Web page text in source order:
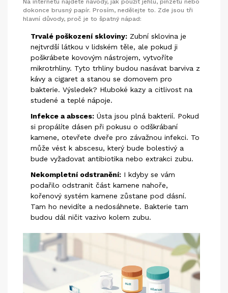
dokonce brusný papír. Prosím, nedělejte to. Zde jsou tři
hlavní důvody, proč je to špatný nápad:
Trvalé poškození skloviny: Zubní sklovina je
nejtvrdší látkou v lidském těle, ale pokud ji
poškrábete kovovým nástrojem, vytvoříte
mikrotrhliny. Tyto trhliny budou nasávat barviva z
kávy a cigaret a stanou se domovem pro
bakterie. Výsledek? Hluboké kazy a citlivost na
studené a teplé nápoje.
Infekce a absces: Ústa jsou plná bakterií. Pokud
si propálíte dásen při pokusu o odškrábaní
kamene, otevřete dveře pro závažnou infekci. To
může vést k abscesu, který bude bolestivý a
bude vyžadovat antibiotika nebo extrakci zubu.
Nekompletní odstranění: I kdyby se vám
podařilo odstranit část kamene nahoře,
kořenový systém kamene zůstane pod dásní.
Tam ho nevidíte a nedosáhnete. Bakterie tam
budou dál ničit vazivo kolem zubu.